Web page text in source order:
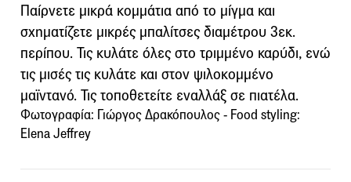
Παίρνετε μικρά κομμάτια από το μίγμα και
σχηματίζετε μικρές μπαλίτσες διαμέτρου 3εκ.
περίπου. Τις κυλάτε όλες στο τριμμένο καρύδι, ενώ
τις μισές τις κυλάτε και στον ψιλοκομμένο
μαϊντανό. Τις τοποθετείτε εναλλάξ σε πιατέλα.
Φωτογραφία: Γιώργος Δρακόπουλος - Food styling:
Elena Jeffrey